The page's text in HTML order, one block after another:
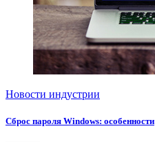
Новости индустрии
Сброс пароля Windows: особенности